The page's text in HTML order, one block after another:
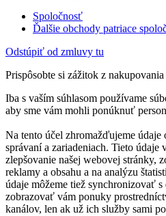
Spoločnosť
Ďalšie obchody patriace
Odstúpiť od zmluvy tu
Prispôsobte si zážitok z nakupovania
Iba s vaším súhlasom používame
aby sme vám mohli ponúknuť
Na tento účel zhromažďujeme
správaní a zariadeniach. Tieto údaje
zlepšovanie našej webovej stránky,
reklamy a obsahu a na analýzu
údaje môžeme tiež synchronizovať
zobrazovať vám ponuky
kanálov, len ak už ich služby sami